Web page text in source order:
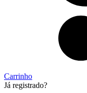
Carrinho
Já registrado?